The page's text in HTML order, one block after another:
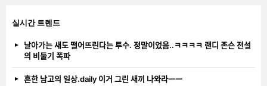
실시간 트렌드
날아가는 새도 떨어뜨린다는 투수. 정말이었음..ㅋㅋㅋㅋ 랜디 존슨 전설
의 비둘기 폭파
흔한 남고의 일상.daily 이거 그린 새끼 나와라ㅡㅡ